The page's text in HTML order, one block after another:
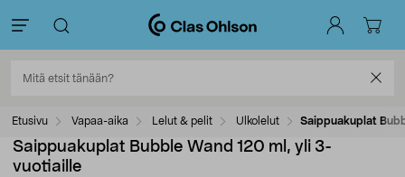
Etusivu Vapaa-aika Lelut & pelit Ulkolelut Saippuakuplat
Saippuakuplat Bubble Wand 120 ml, yli 3-
vuotiaille